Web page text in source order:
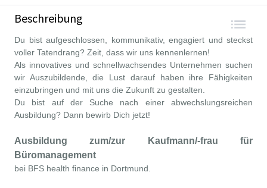
Beschreibung
Du bist aufgeschlossen, kommunikativ, engagiert und steckst
voller Tatendrang? Zeit, dass wir uns kennenlernen!
Als innovatives und schnellwachsendes Unternehmen suchen
wir Auszubildende, die Lust darauf haben ihre Fähigkeiten
einzubringen und mit uns die Zukunft zu gestalten.
Du bist auf der Suche nach einer abwechslungsreichen
Ausbildung? Dann bewirb Dich jetzt!
Ausbildung zum/zur Kaufmann/-frau für
Büromanagement
bei BFS health finance in Dortmund.